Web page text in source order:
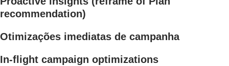
recommendation)
Otimizações imediatas de campanha
In-flight campaign optimizations